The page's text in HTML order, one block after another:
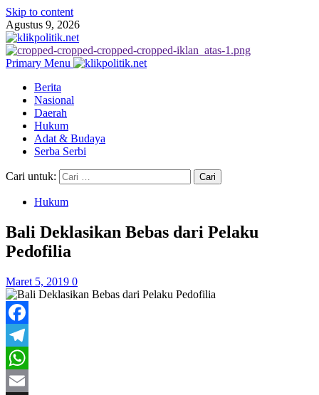
Skip to content
Agustus 9, 2026
Primary Menu
Berita
Nasional
Daerah
Hukum
Adat & Budaya
Serba Serbi
Cari untuk:
Hukum
Bali Deklasikan Bebas dari Pelaku
Pedofilia
Maret 5, 2019 0
Facebook
Telegram
WhatsApp